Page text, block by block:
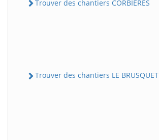
Trouver des chantiers CORBIERES
Trouver des chantiers LE BRUSQUET